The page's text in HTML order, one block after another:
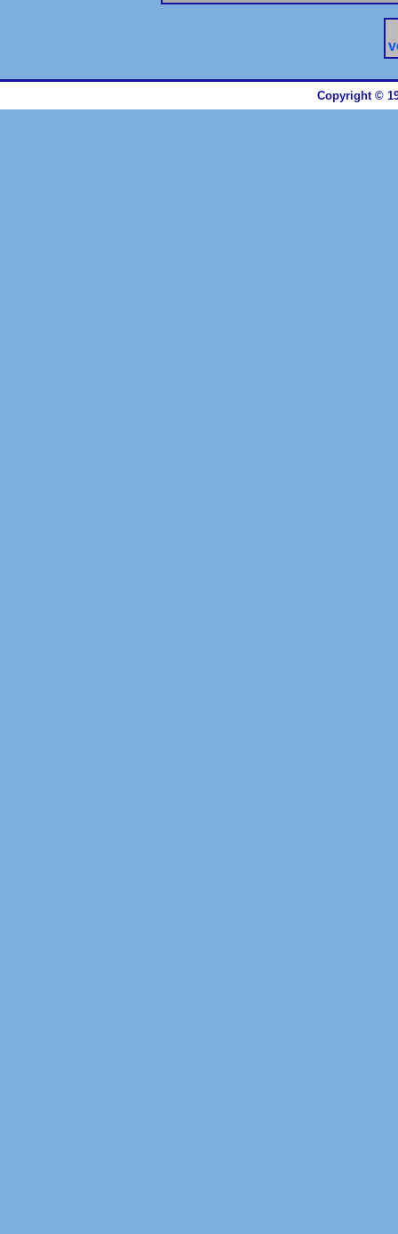
Copyright ©